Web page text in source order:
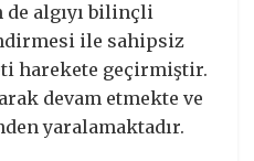
de algıyı bilinçli
ile sahipsiz
harekete geçirmiştir.
devam etmekte ve
yaralamaktadır.